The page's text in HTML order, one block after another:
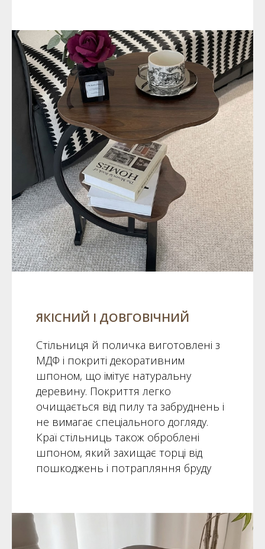
ЯКІСНИЙ І ДОВГОВІЧНИЙ
Стільниця й поличка виготовлені з
МДФ і покриті декоративним
шпоном, що імітує натуральну
деревину. Покриття легко
очищається від пилу та забруднень і
не вимагає спеціального догляду.
Краї стільниць також оброблені
шпоном, який захищає торці від
пошкоджень і потрапляння бруду